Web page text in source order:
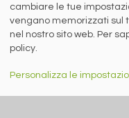
MERCATI
SERVIZI
EVENTI
Capitale Sociale: 190.000€
cambiare le tue
vengano memorizzati sul
nel nostro sito web. Per
policy.
Personalizza le